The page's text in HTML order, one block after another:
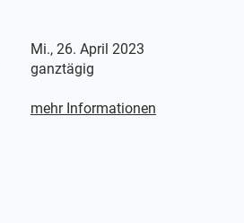
Mi., 26. April 2023
ganztägig
mehr Informationen